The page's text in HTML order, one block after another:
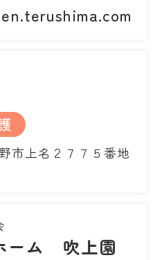
市上名２７７５番地
ーム 吹上園